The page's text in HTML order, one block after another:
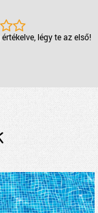
légy te az első!